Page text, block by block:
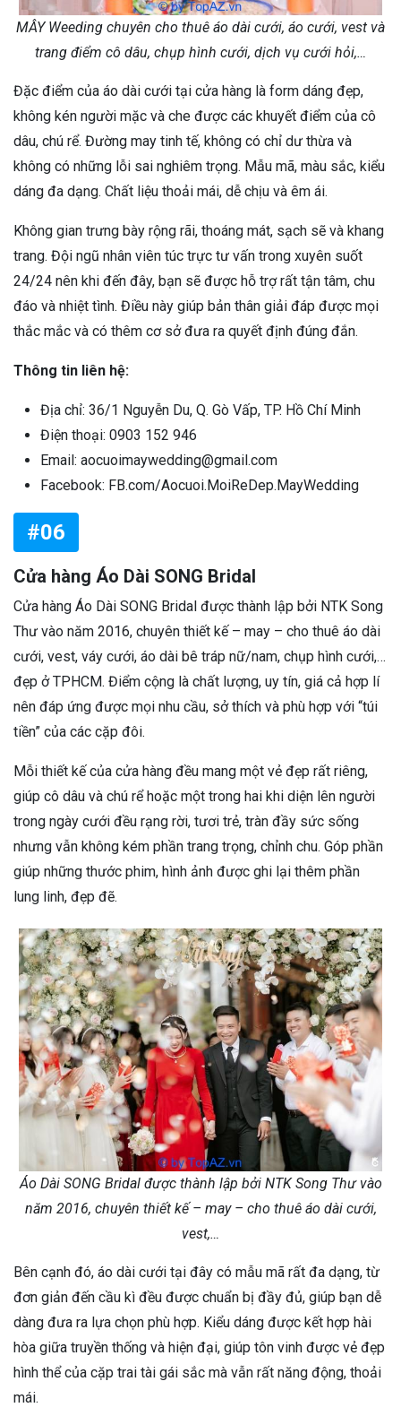
MÂY Weeding chuyên cho thuê áo dài cưới, áo cưới, vest và
trang điểm cô dâu, chụp hình cưới, dịch vụ cưới hỏi,…
Đặc điểm của áo dài cưới tại cửa hàng là form dáng đẹp,
không kén người mặc và che được các khuyết điểm của cô
dâu, chú rể. Đường may tinh tế, không có chỉ dư thừa và
không có những lỗi sai nghiêm trọng. Mẫu mã, màu sắc, kiểu
dáng đa dạng. Chất liệu thoải mái, dễ chịu và êm ái.
Không gian trưng bày rộng rãi, thoáng mát, sạch sẽ và khang
trang. Đội ngũ nhân viên túc trực tư vấn trong xuyên suốt
24/24 nên khi đến đây, bạn sẽ được hỗ trợ rất tận tâm, chu
đáo và nhiệt tình. Điều này giúp bản thân giải đáp được mọi
thắc mắc và có thêm cơ sở đưa ra quyết định đúng đắn.
Thông tin liên hệ:
Địa chỉ: 36/1 Nguyễn Du, Q. Gò Vấp, TP. Hồ Chí Minh
Điện thoại: 0903 152 946
Email: aocuoimaywedding@gmail.com
Facebook: FB.com/Aocuoi.MoiReDep.MayWedding
#06
Cửa hàng Áo Dài SONG Bridal
Cửa hàng Áo Dài SONG Bridal được thành lập bởi NTK Song
Thư vào năm 2016, chuyên thiết kế – may – cho thuê áo dài
cưới, vest, váy cưới, áo dài bê tráp nữ/nam, chụp hình cưới,…
đẹp ở TPHCM. Điểm cộng là chất lượng, uy tín, giá cả hợp lí
nên đáp ứng được mọi nhu cầu, sở thích và phù hợp với “túi
tiền” của các cặp đôi.
Mỗi thiết kế của cửa hàng đều mang một vẻ đẹp rất riêng,
giúp cô dâu và chú rể hoặc một trong hai khi diện lên người
trong ngày cưới đều rạng rời, tươi trẻ, tràn đầy sức sống
nhưng vẫn không kém phần trang trọng, chỉnh chu. Góp phần
giúp những thước phim, hình ảnh được ghi lại thêm phần
lung linh, đẹp đẽ.
Áo Dài SONG Bridal được thành lập bởi NTK Song Thư vào
năm 2016, chuyên thiết kế – may – cho thuê áo dài cưới,
vest,…
Bên cạnh đó, áo dài cưới tại đây có mẫu mã rất đa dạng, từ
đơn giản đến cầu kì đều được chuẩn bị đầy đủ, giúp bạn dễ
dàng đưa ra lựa chọn phù hợp. Kiểu dáng được kết hợp hài
hòa giữa truyền thống và hiện đại, giúp tôn vinh được vẻ đẹp
hình thể của cặp trai tài gái sắc mà vẫn rất năng động, thoải
mái.